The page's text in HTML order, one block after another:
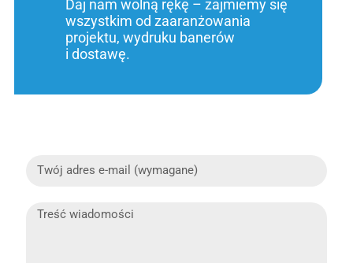
Daj nam wolną rękę – zajmiemy się
wszystkim od zaaranżowania
projektu, wydruku banerów
i dostawę.